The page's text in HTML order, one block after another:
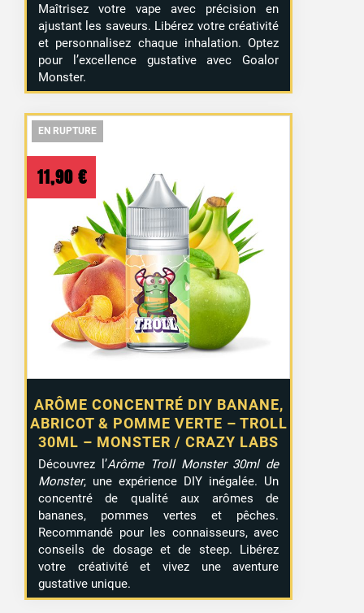
Maîtrisez votre vape avec précision en
ajustant les saveurs. Libérez votre créativité
et personnalisez chaque inhalation. Optez
pour l’excellence gustative avec Goalor
Monster.
EN RUPTURE
EN RUPTURE
ARÔME CONCENTRÉ DIY BANANE,
ABRICOT & POMME VERTE – TROLL
30ML – MONSTER / CRAZY LABS
11,90 €
Découvrez l’Arôme Troll Monster 30ml de
Monster, une expérience DIY inégalée. Un
concentré de qualité aux arômes de
bananes, pommes vertes et pêches.
Recommandé pour les connaisseurs, avec
conseils de dosage et de steep. Libérez
votre créativité et vivez une aventure
gustative unique.
EN RUPTURE